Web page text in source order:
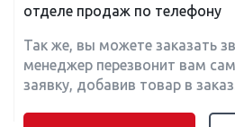
отделе продаж по телефону
Так же, вы можете заказать
менеджер перезвонит вам
заявку, добавив товар в